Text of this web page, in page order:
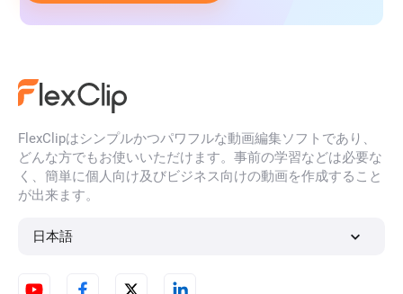
FlexClipはシンプルかつパワフルな動画編集ソフトであり、
どんな方でもお使いいただけます。事前の学習などは必要な
く、簡単に個人向け及びビジネス向けの動画を作成すること
が出来ます。
日本語